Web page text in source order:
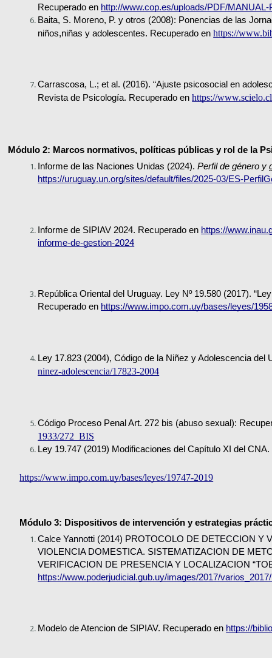
Recuperado en http://www.cop.es/uploads/PDF/
Baita, S. Moreno, P. y otros (2008): Ponencias de las
niños,niñas y adolescentes. Recuperado en https://
Carrascosa, L.; et al. (2016). “Ajuste psicosocial en
Revista de Psicología. Recuperado en https://
Módulo 2: Marcos normativos, políticas públicas y rol de la
Informe de las Naciones Unidas (2024). Perfil de género y
https://uruguay.un.org/sites/default/files/2025-03/ES-
Informe de SIPIAV 2024. Recuperado en https://
informe-de-gestion-2024
República Oriental del Uruguay. Ley Nº 19.580 (2017).
Recuperado en https://www.impo.com.uy/bases/leyes/
Ley 17.823 (2004), Código de la Niñez y Adolescencia del
ninez-adolescencia/17823-2004
Código Proceso Penal Art. 272 bis (abuso sexual):
1933/272_BIS
Ley 19.747 (2019) Modificaciones del Capítulo XI del
https://www.impo.com.uy/bases/leyes/19747-2019
Módulo 3: Dispositivos de intervención y estrategias
Calce Yannotti (2014) PROTOCOLO DE DETECCION Y
VIOLENCIA DOMESTICA. SISTEMATIZACION DE
VERIFICACION DE PRESENCIA Y LOCALIZACION
https://www.poderjudicial.gub.uy/images/2017/
Modelo de Atencion de SIPIAV. Recuperado en https://